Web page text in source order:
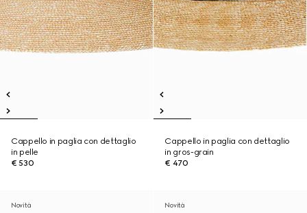
Cappello in paglia con dettaglio
in pelle
€ 530
Cappello in paglia con dettaglio
in gros-grain
€ 470
Novità Novità